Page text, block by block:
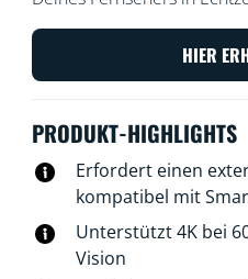
Strip sorgt für leuchtende
Beleuchtung bei Filmen,
die einfache Installation
jedem HDMI 2.0-Gerät wie
farbfähige WiZ-Lichter
ganzen Raum.
HIER
PRODUKT-HIGHLIGHTS
Erfordert einen
kompatibel mit
Unterstützt 4K bei
Vision